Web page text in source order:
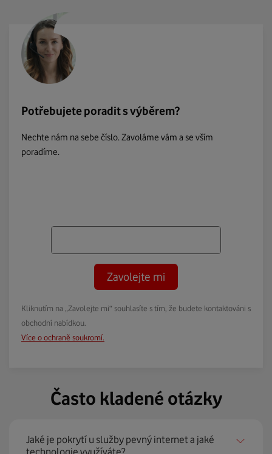
Potřebujete poradit s výběrem?
Nechte nám na sebe číslo. Zavoláme vám a se vším
poradíme.
Zavolejte mi
Kliknutím na „Zavolejte mi“ souhlasíte s tím, že budete kontaktováni s
obchodní nabídkou.
Více o ochraně soukromí.
Často kladené otázky
Jaké je pokrytí u služby pevný internet a jaké
technologie využíváte?